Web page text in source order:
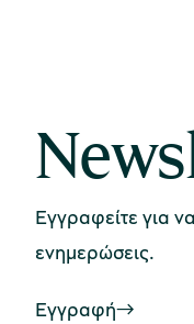
Εγγραφείτε για
ενημερώσεις.
Εγγραφή